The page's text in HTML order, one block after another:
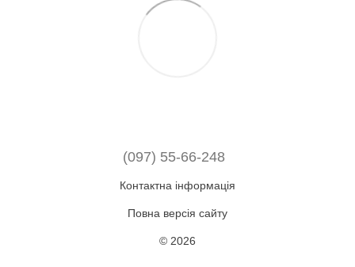
(097) 55-66-248
Контактна інформація
Повна версія сайту
© 2026